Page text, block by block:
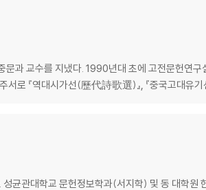
과 교수를 지냈다. 1990년대 초에 고전문헌연구
서로 『역대시가선(歷代詩歌選)』, 『중국고대
균관대학교 문헌정보학과(서지학) 및 동 대학